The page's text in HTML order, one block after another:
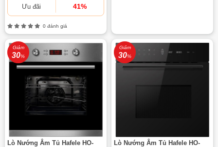
Ưu đãi
41%
0 đánh giá
Giảm
30%
Lò Nướng Âm Tủ Hafele HO-
Giảm
30%
Lò Nướng Âm Tủ Hafele HO-